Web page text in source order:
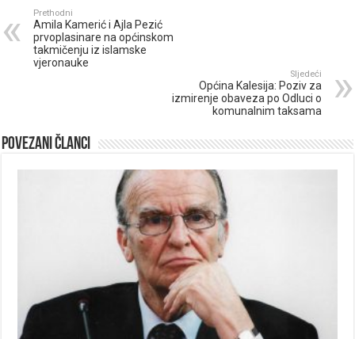
Prethodni
Amila Kamerić i Ajla Pezić
prvoplasinare na općinskom
takmičenju iz islamske
vjeronauke
Sljedeći
Općina Kalesija: Poziv za
izmirenje obaveza po Odluci o
komunalnim taksama
Povezani članci